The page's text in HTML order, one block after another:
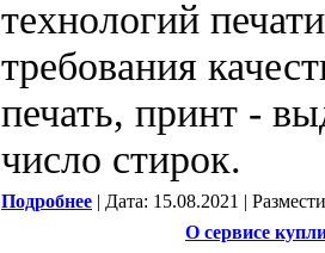
технологий
требования
печать, принт -
число стирок.
Подробнее | Дата: 15.08.2021 |
О сервисе